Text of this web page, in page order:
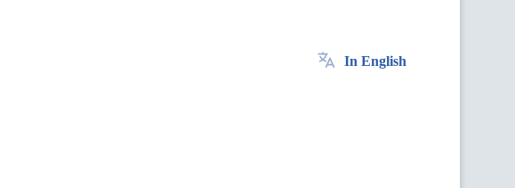
In English